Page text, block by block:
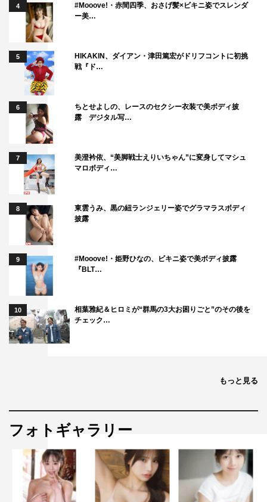
4
#Mooove!・赤間四季、おさげ髪×ビキニ姿でスレンダ
ー美…
5
HIKAKIN、ダイアン・津田篤宏がドリフコントに初挑
戦『ド…
6
ちとせよしの、レースのセクシー衣装で美ボディ披
露 デジタル写…
7
美澄衿依、“美脚戦士えりいちゃん”に変身してマシュ
マロボディ…
8
東雲うみ、黒の紐ランジェリー姿でグラマラスボディ
披露
9
#Mooove!・姫野ひなの、ビキニ姿で美ボディ披露
『BLT…
10
相葉雅紀＆ヒロミが“群馬の3大お困りごと”のその後を
チェック…
もっと見る
フォトギャラリー